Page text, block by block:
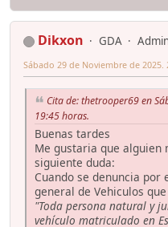
Dikxon GDA
Sábado 29 de Noviembre de 2025.
Cita de: thetrooper69 en
19:45 horas.
Buenas tardes
Me gustaria que alguien
siguiente duda:
Cuando se denuncia
general de Vehiculos
"Toda persona natural y
vehículo matriculado en